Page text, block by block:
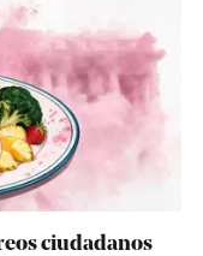
ciudadanos